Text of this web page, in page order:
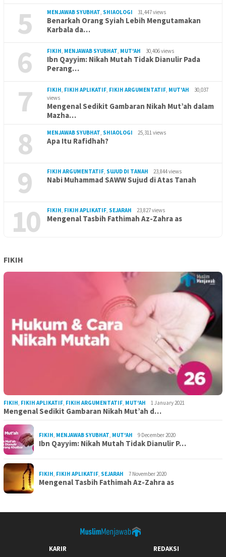
5 MENJAWAB SYUBHAT SHIAOLOGI 31,447 views
Benarkah Orang Syiah Lebih Mengutamakan
Karbala da…
6 FIKIH MENJAWAB SYUBHAT MUT'AH 30,406 views
Ibn Qayyim: Nikah Mutah Tidak Dianulir Pada
Perang…
7 FIKIH FIKIH APLIKATIF FIKIH ARGUMENTATIF MUT'AH
30,037
views
Mengenal Sedikit Gambaran Nikah Mut’ah dalam
Mazha…
8 MENJAWAB SYUBHAT SHIAOLOGI 25,311 views
Apa Itu Rafidhah?
9 FIKIH ARGUMENTATIF SUJUD DI TANAH 23,844 views
Nabi Muhammad SAWW Sujud di Atas Tanah
10 FIKIH FIKIH APLIKATIF SEJARAH 23,827 views
Mengenal Tasbih Fathimah Az-Zahra as
FIKIH
FIKIH, FIKIH APLIKATIF, FIKIH ARGUMENTATIF, MUT'AH 1 January 2021
Mengenal Sedikit Gambaran Nikah Mut’ah d…
FIKIH, MENJAWAB SYUBHAT, MUT'AH 9 December 2020
Ibn Qayyim: Nikah Mutah Tidak Dianulir P…
FIKIH, FIKIH APLIKATIF, SEJARAH 7 November 2020
Mengenal Tasbih Fathimah Az-Zahra as
KARIR REDAKSI